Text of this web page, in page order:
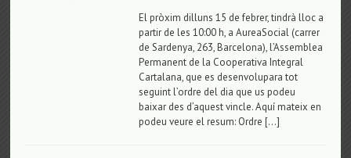
El pròxim dilluns 15 de febrer, tindrà lloc a
partir de les 10:00 h, a AureaSocial (carrer
de Sardenya, 263, Barcelona), l’Assemblea
Permanent de la Cooperativa Integral
Cartalana, que es desenvolupara tot
seguint l’ordre del dia que us podeu
baixar des d’aquest vincle. Aquí mateix en
podeu veure el resum: Ordre […]